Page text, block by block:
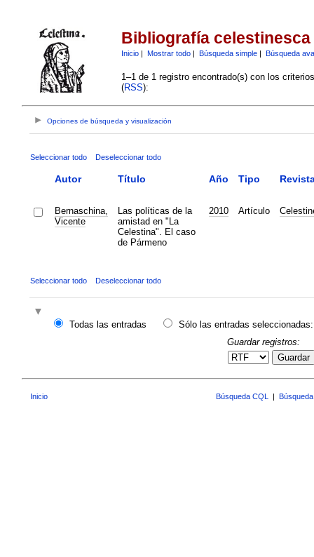
Bibliografía celestinesca
Inicio| Mostrar todo| Búsqueda simple| Búsqueda
1–1 de 1 registro encontrado(s) con los
(RSS):
Opciones de búsqueda y visualización
Seleccionar todo Deseleccionar todo
Autor Título Año Tipo
Bernaschina,
Vicente
Las políticas de la
amistad en "La
Celestina". El caso
de Pármeno
2010 Artículo
Seleccionar todo Deseleccionar todo
Todas las entradas
Sólo las entradas seleccionadas:
Guardar registros:
Guardar
Inicio Búsqueda CQL